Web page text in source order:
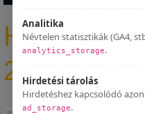
Analitika
Névtelen statisztikák (GA4,
analytics_storage.
Hirdetési tárolás
Hirdetéshez kapcsolódó
ad_storage.
Hornet Cb
2002